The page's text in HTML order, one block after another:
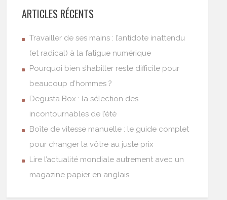
ARTICLES RÉCENTS
Travailler de ses mains : l’antidote inattendu
(et radical) à la fatigue numérique
Pourquoi bien s’habiller reste difficile pour
beaucoup d’hommes ?
Degusta Box : la sélection des
incontournables de l’été
Boîte de vitesse manuelle : le guide complet
pour changer la vôtre au juste prix
Lire l’actualité mondiale autrement avec un
magazine papier en anglais